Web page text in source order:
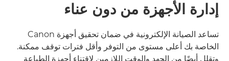
الفوائد
دورة حياة تقديم المنتجات
الاستدامة
إدارة الأجهزة من دون عناء
تساعد الصيانة الإلكترونية في ضمان تحقيق أجهزة Canon
الخاصة بك أعلى مستوى من التوفر وأقل فترات توقف ممكنة.
وتقلل أيضًا من الجهد والوقت اللازمين لاقتناء أجهزة الطباعة